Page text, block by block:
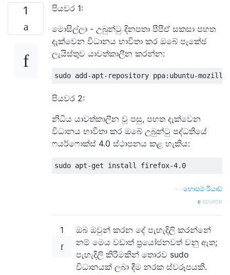
1
පියවර 1:
මොසිල්ලා - උබුන්ටු දිනපතා පීපීඒ සකසා පහත
දැක්වෙන විධානය භාවිතා කර ඔබේ පැකේජ
ලැයිස්තුව යාවත්කාලීන කරන්න:
පියවර 2:
නිධිය යාවත්කාලීන වූ පසු, පහත දැක්වෙන
විධානය භාවිතා කර ඔබේ උබුන්ටු පද්ධතියේ
ෆයර්ෆොක්ස් 4.0 ස්ථාපනය කළ හැකිය:
හොසම් රියාඩ්
source
1
ඔබ ඔවුන් කරන දේ පැහැදිලි කරන්නේ
නම් මෙය වඩාත් ප්‍රයෝජනවත් වනු ඇත;
පැහැදිලි කිරීමකින් තොරව sudo
විධානයක් ලබා දීම නරක ස්වරූපයකි.